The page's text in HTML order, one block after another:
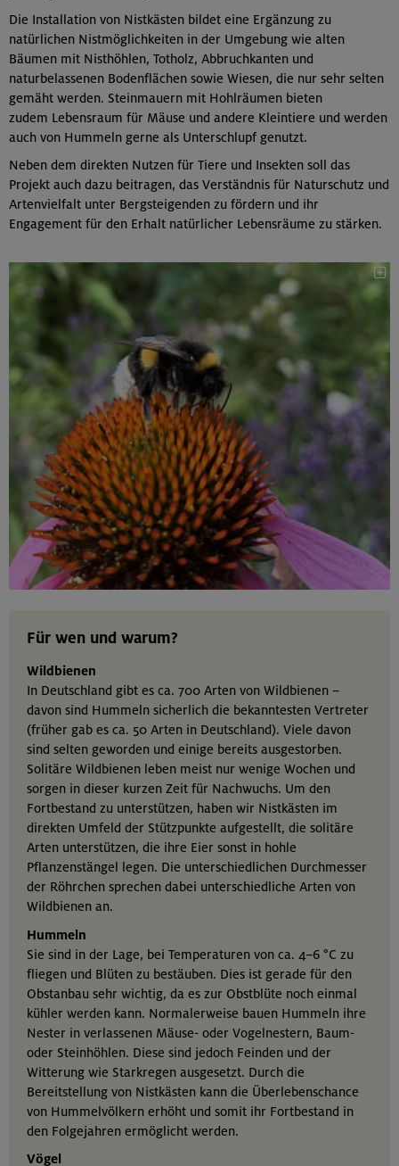
Die Installation von Nistkästen bildet eine Ergänzung zu
natürlichen Nistmöglichkeiten in der Umgebung wie alten
Bäumen mit Nisthöhlen, Totholz, Abbruchkanten und
naturbelassenen Bodenflächen sowie Wiesen, die nur sehr selten
gemäht werden. Steinmauern mit Hohlräumen bieten
zudem Lebensraum für Mäuse und andere Kleintiere und werden
auch von Hummeln gerne als Unterschlupf genutzt.
Neben dem direkten Nutzen für Tiere und Insekten soll das
Projekt auch dazu beitragen, das Verständnis für Naturschutz und
Artenvielfalt unter Bergsteigenden zu fördern und ihr
Engagement für den Erhalt natürlicher Lebensräume zu stärken.
Für wen und warum?
Wildbienen
In Deutschland gibt es ca. 700 Arten von Wildbienen –
davon sind Hummeln sicherlich die bekanntesten Vertreter
(früher gab es ca. 50 Arten in Deutschland). Viele davon
sind selten geworden und einige bereits ausgestorben.
Solitäre Wildbienen leben meist nur wenige Wochen und
sorgen in dieser kurzen Zeit für Nachwuchs. Um den
Fortbestand zu unterstützen, haben wir Nistkästen im
direkten Umfeld der Stützpunkte aufgestellt, die solitäre
Arten unterstützen, die ihre Eier sonst in hohle
Pflanzenstängel legen. Die unterschiedlichen Durchmesser
der Röhrchen sprechen dabei unterschiedliche Arten von
Wildbienen an.
Hummeln
Sie sind in der Lage, bei Temperaturen von ca. 4–6 °C zu
fliegen und Blüten zu bestäuben. Dies ist gerade für den
Obstanbau sehr wichtig, da es zur Obstblüte noch einmal
kühler werden kann. Normalerweise bauen Hummeln ihre
Nester in verlassenen Mäuse- oder Vogelnestern, Baum-
oder Steinhöhlen. Diese sind jedoch Feinden und der
Witterung wie Starkregen ausgesetzt. Durch die
Bereitstellung von Nistkästen kann die Überlebenschance
von Hummelvölkern erhöht und somit ihr Fortbestand in
den Folgejahren ermöglicht werden.
Vögel